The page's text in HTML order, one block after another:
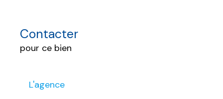
Contacter
pour ce bien
L'agence